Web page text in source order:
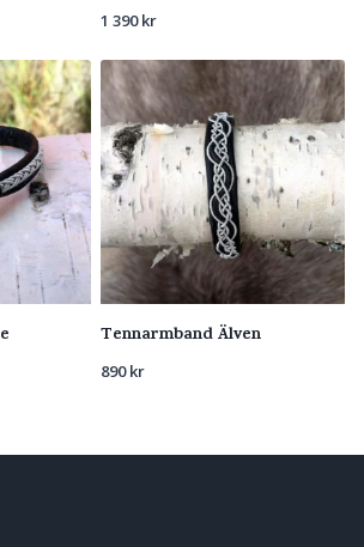
1 390kr
Tennarmband Älven
890kr